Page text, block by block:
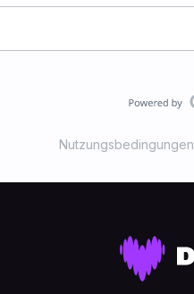
Nutzungsbedingungen